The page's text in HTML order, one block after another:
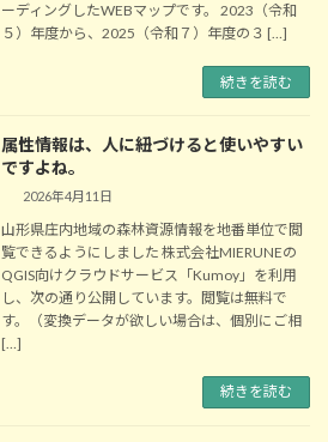
ーディングしたWEBマップです。 2023（令和
５）年度から、2025（令和７）年度の３ […]
続きを読む
属性情報は、人に紐づけると使いやすい
ですよね。
2026年4月11日
山形県庄内地域の森林資源情報を地番単位で閲
覧できるようにしました 株式会社MIERUNEの
QGIS向けクラウドサービス「Kumoy」を利用
し、次の通り公開しています。閲覧は無料で
す。（変換データが欲しい場合は、個別にご相
[…]
続きを読む